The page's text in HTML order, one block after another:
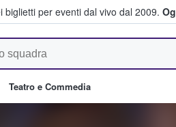
biglietti per eventi dal vivo dal 2009.
comprano e vendono
Teatro e Commedia